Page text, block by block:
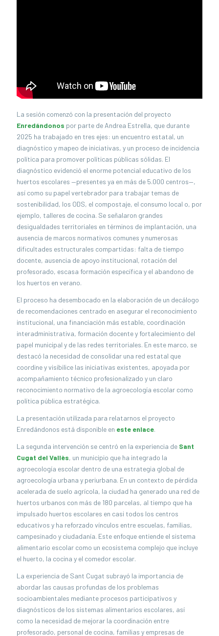
La sesión comenzó con la presentación del proyecto
Enredándonos por parte de Andrea Estrella, que durante
2025 ha trabajado en tres ejes: un encuentro estatal, un
diagnóstico y mapeo de iniciativas, y un proceso de incidencia
política para promover políticas públicas sólidas. El
diagnóstico evidenció el enorme potencial educativo de los
huertos escolares —presentes ya en más de 5.000 centros—,
así como su papel vertebrador para trabajar temas de
sostenibilidad, los ODS, el compostaje, el consumo local o, por
ejemplo, talleres de cocina. Se señalaron grandes
desigualdades territoriales en términos de implantación, una
ausencia de marcos normativos comunes y numerosas
dificultades estructurales compartidas: falta de tiempo
docente, ausencia de apoyo institucional, rotación del
profesorado, escasa formación específica y el abandono de
los huertos en verano.
El proceso ha desembocado en la elaboración de un decálogo
de recomendaciones centrado en asegurar el reconocimiento
institucional, una financiación más estable, coordinación
interadministrativa, formación docente y fortalecimiento del
papel municipal y de las redes territoriales. En este marco, se
destacó la necesidad de consolidar una red estatal que
coordine y visibilice las iniciativas existentes, apoyada por
acompañamiento técnico profesionalizado y un claro
reconocimiento normativo de la agroecología escolar como
política pública estratégica.
La presentación utilizada para relatarnos el proyecto
Enredándonos está disponible en este enlace.
La segunda intervención se centró en la experiencia de Sant
Cugat del Vallès, un municipio que ha integrado la
agroecología escolar dentro de una estrategia global de
agroecología urbana y periurbana. En un contexto de pérdida
acelerada de suelo agrícola, la ciudad ha generado una red de
huertos urbanos con más de 180 parcelas, al tiempo que ha
impulsado huertos escolares en casi todos los centros
educativos y ha reforzado vínculos entre escuelas, familias,
campesinado y ciudadanía. Este enfoque entiende el sistema
alimentario escolar como un ecosistema complejo que incluye
el huerto, la cocina y el comedor escolar.
La experiencia de Sant Cugat subrayó la importancia de
abordar las causas profundas de los problemas
socioambientales mediante procesos participativos y
diagnósticos de los sistemas alimentarios escolares, así
como la necesidad de mejorar la coordinación entre
profesorado, personal de cocina, familias y empresas de